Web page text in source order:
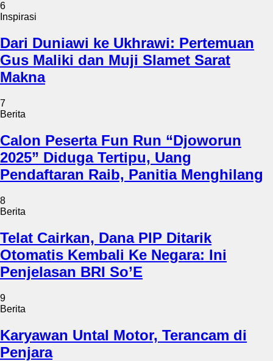
6
Inspirasi
Dari Duniawi ke Ukhrawi: Pertemuan
Gus Maliki dan Muji Slamet Sarat
Makna
7
Berita
Calon Peserta Fun Run “Djoworun
2025” Diduga Tertipu, Uang
Pendaftaran Raib, Panitia Menghilang
8
Berita
Telat Cairkan, Dana PIP Ditarik
Otomatis Kembali Ke Negara: Ini
Penjelasan BRI So’E
9
Berita
Karyawan Untal Motor, Terancam di
Penjara